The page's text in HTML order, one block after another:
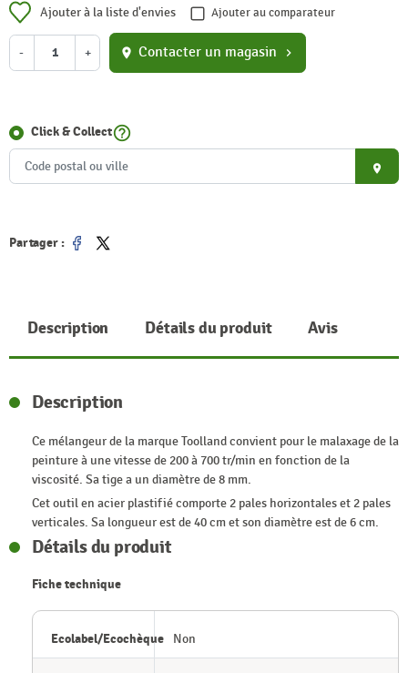
Ajouter à la liste d'envies Ajouter au comparateur
- + location_on Contacter un magasin chevron_right
Click & Collecthelp_outline
place
Partager :
Partager
Tweet
Description Détails du produit Avis
Description
Ce mélangeur de la marque Toolland convient pour le malaxage de la
peinture à une vitesse de 200 à 700 tr/min en fonction de la
viscosité. Sa tige a un diamètre de 8 mm.
Cet outil en acier plastifié comporte 2 pales horizontales et 2 pales
verticales. Sa longueur est de 40 cm et son diamètre est de 6 cm.
Détails du produit
Fiche technique
Ecolabel/Ecochèque Non